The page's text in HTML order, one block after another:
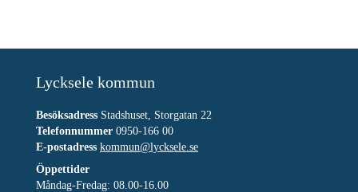
Lycksele kommun
Besöksadress Stadshuset, Storgatan 22
Telefonnummer 0950-166 00
E-postadress kommun@lycksele.se
Öppettider
Måndag-Fredag: 08.00-16.00